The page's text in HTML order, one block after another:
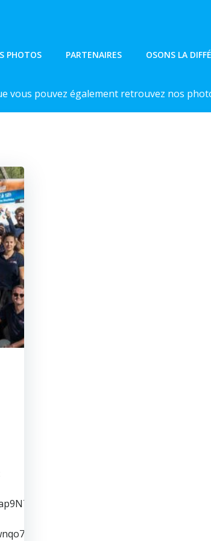
PHOTOS PARTENAIRES OSONS LA
vous pouvez également retrouvez nos